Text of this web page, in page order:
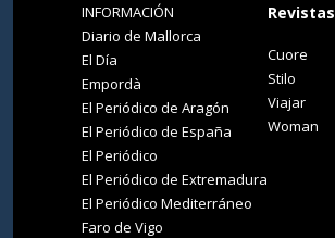
INFORMACIÓN
Diario de Mallorca
El Día
Empordà
El Periódico de Aragón
El Periódico de España
El Periódico
El Periódico de Extremadura
El Periódico Mediterráneo
Faro de Vigo
Revistas
Cuore
Stilo
Viajar
Woman